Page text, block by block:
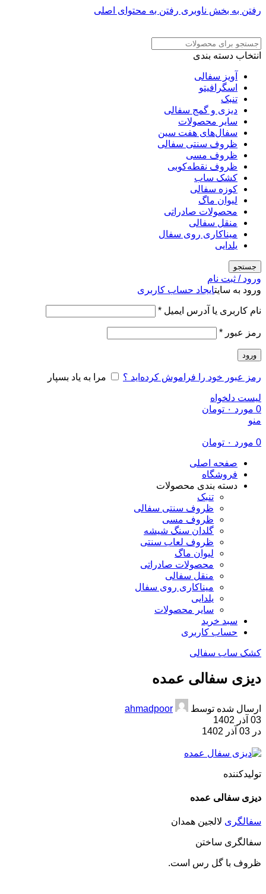
رفتن به بخش ناوبری رفتن به محتوای اصلی
انتخاب دسته بندی
آویز سفالی
اسگرافیتو
تنبک
دیزی و گمج سفالی
سایر محصولات
سفال‌های هفت‌ سین
ظروف سنتی سفالی
ظروف مسی
ظروف نقطه‌کوبی
کشک ساب
کوزه سفالی
لیوان ماگ
محصولات صادراتی
منقل سفالی
میناکاری روی سفال
یلدایی
جستجو
ورود / ثبت نام
ورود به سایتایجاد حساب کاربری
نام کاربری یا آدرس ایمیل *الزامی
رمز عبور *الزامی
ورود
رمز عبور خود را فراموش کرده‌اید ؟ مرا به یاد بسپار
لیست دلخواه
0 مورد ۰ تومان
منو
0 مورد ۰ تومان
صفحه اصلی
فروشگاه
دسته بندی محصولات
تنبک
ظروف سنتی سفالی
ظروف مسی
گلدان سنگ شیشه
ظروف لعاب سنتی
لیوان ماگ
محصولات صادراتی
منقل سفالی
میناکاری روی سفال
یلدایی
سایر محصولات
سبد خرید
حساب کاربری
کشک ساب سفالی
دیزی سفالی عمده
ارسال شده توسط
ahmadpoor
03 آذر 1402
در 03 آذر 1402
تولیدکننده
دیزی سفالی عمده
سفالگری لالجین همدان
سفالگری ساختن
ظروف با گل رس است.